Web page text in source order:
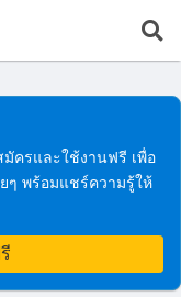
ครและใช้งานฟรี เพื่อ
ๆ พร้อมแชร์ความรู้ให้